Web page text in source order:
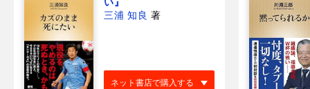
三浦 知良 著
ネット書店で購入する